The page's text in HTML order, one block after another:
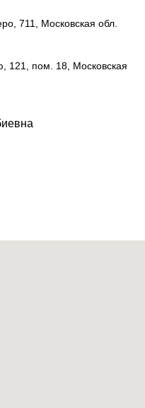
711, Московская обл.
121, пом. 18, Московская